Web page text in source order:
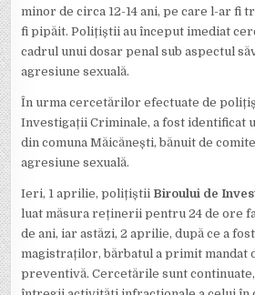
minor de circa 12-14 ani, pe care l-ar fi
fi pipăit. Polițiștii au început imediat
cadrul unui dosar penal sub aspectul
agresiune sexuală.
În urma cercetărilor efectuate de
Investigații Criminale, a fost identificat
din comuna Măicănești, bănuit de
agresiune sexuală.
Ieri, 1 aprilie, polițiștii Biroului de
luat măsura reținerii pentru 24 de ore
de ani, iar astăzi, 2 aprilie, după ce a
magistraților, bărbatul a primit mandat
preventivă. Cercetările sunt